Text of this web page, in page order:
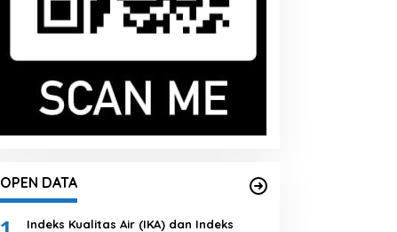
OPEN DATA
Indeks Kualitas Air (IKA) dan Indeks